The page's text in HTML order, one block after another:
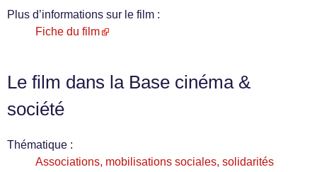
Plus d’informations sur le film :
Fiche du film
Le film dans la Base cinéma &
société
Thématique :
Associations, mobilisations sociales, solidarités